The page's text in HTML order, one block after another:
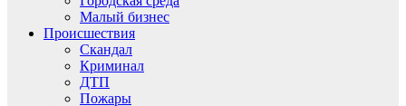
Малый бизнес
Происшествия
Скандал
Криминал
ДТП
Пожары